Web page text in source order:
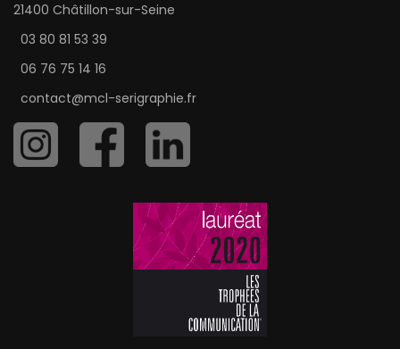
21400 Châtillon-sur-Seine
03 80 81 53 39
06 76 75 14 16
contact@mcl-serigraphie.fr